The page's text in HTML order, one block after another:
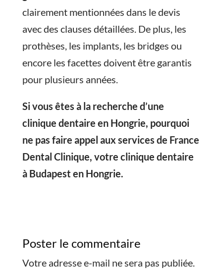
clairement mentionnées dans le devis
avec des clauses détaillées. De plus, les
prothèses, les implants, les bridges ou
encore les facettes doivent être garantis
pour plusieurs années.
Si vous êtes à la recherche d’une
clinique dentaire en Hongrie, pourquoi
ne pas faire appel aux services de France
Dental Clinique, votre clinique dentaire
à Budapest en Hongrie.
Poster le commentaire
Votre adresse e-mail ne sera pas publiée.